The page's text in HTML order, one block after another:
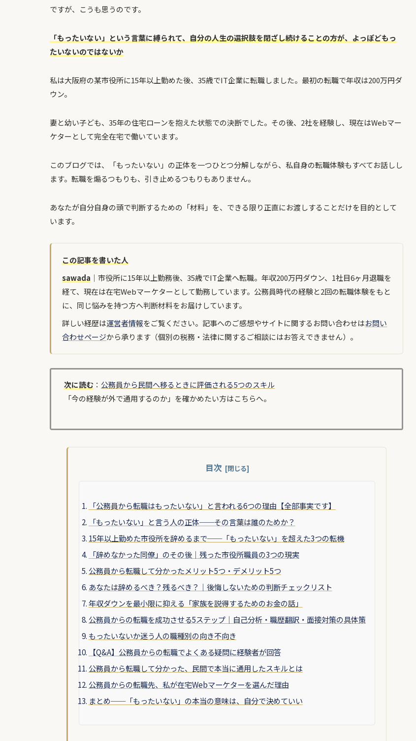
ですが、こうも思うのです。
「もったいない」という言葉に縛られて、自分の人生の選択肢を閉ざし続けることの方が、よっぽどもっ
たいないのではないか
私は大阪府の某市役所に15年以上勤めた後、35歳でIT企業に転職しました。最初の転職で年収は200万円ダ
ウン。
妻と幼い子ども、35年の住宅ローンを抱えた状態での決断でした。その後、2社を経験し、現在はWebマー
ケターとして完全在宅で働いています。
このブログでは、「もったいない」の正体を一つひとつ分解しながら、私自身の転職体験もすべてお話しし
ます。転職を煽るつもりも、引き止めるつもりもありません。
あなたが自分自身の頭で判断するための「材料」を、できる限り正直にお渡しすることだけを目的として
います。
この記事を書いた人
sawada ｜市役所に15年以上勤務後、35歳でIT企業へ転職。年収200万円ダウン、1社目6ヶ月退職を
経て、現在は在宅Webマーケターとして勤務しています。公務員時代の経験と2回の転職体験をもと
に、同じ悩みを持つ方へ判断材料をお届けしています。
詳しい経歴は運営者情報をご覧ください。記事へのご感想やサイトに関するお問い合わせはお問い
合わせページから承ります（個別の税務・法律に関するご相談にはお答えできません）。
次に読む ： 公務員から民間へ移るときに評価される5つのスキル
「今の経験が外で通用するのか」を確かめたい方はこちらへ。
目次
「公務員から転職はもったいない」と言われる6つの理由【全部事実です】
「もったいない」と言う人の正体──その言葉は誰のためか？
15年以上勤めた市役所を辞めるまで──「もったいない」を超えた3つの転機
「辞めなかった同僚」のその後｜残った市役所職員の3つの現実
公務員から転職して分かったメリット5つ・デメリット5つ
あなたは辞めるべき？残るべき？｜後悔しないための判断チェックリスト
年収ダウンを最小限に抑える「家族を説得するためのお金の話」
公務員からの転職を成功させる5ステップ｜自己分析・職歴翻訳・面接対策の具体策
もったいないか迷う人の職種別の向き不向き
【Q&A】公務員からの転職でよくある疑問に経験者が回答
公務員から転職して分かった、民間で本当に通用したスキルとは
公務員からの転職先、私が在宅Webマーケターを選んだ理由
まとめ──「もったいない」の本当の意味は、自分で決めていい